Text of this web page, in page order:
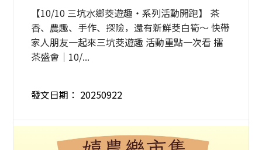
【10/10 三坑水鄉茭遊趣・系列活動開跑】 茶
香、農趣、手作、探險，還有新鮮茭白筍～ 快帶
家人朋友一起來三坑茭遊趣 活動重點一次看 擂
茶盛會｜10/...
發文日期： 20250922